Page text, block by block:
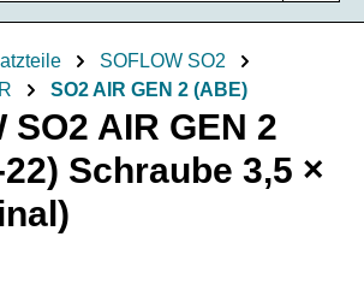
SOFLOW SO2
SO2 AIR GEN 2 (ABE)
SO2 AIR GEN 2
Schraube 3,5 ×